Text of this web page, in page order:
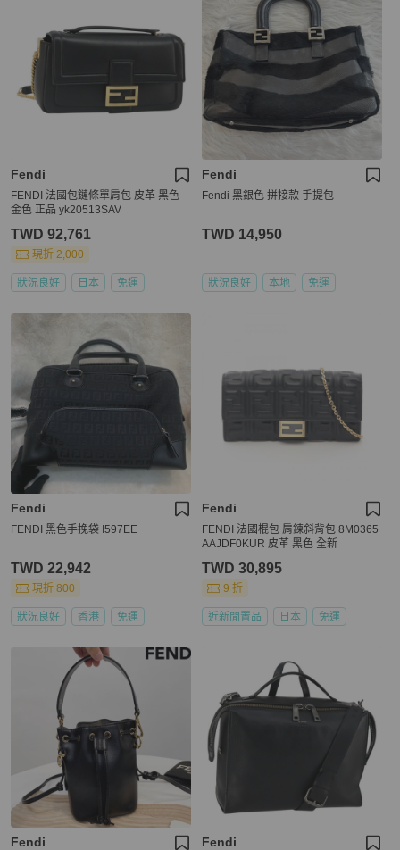
Fendi
FENDI 法國包鏈條單肩包 皮革 黑色
金色 正品 yk20513SAV
TWD 92,761
現折 2,000
狀況良好 日本 免運
Fendi
Fendi 黑銀色 拼接款 手提包
TWD 14,950
狀況良好 本地 免運
Fendi
FENDI 黑色手挽袋 I597EE
TWD 22,942
現折 800
狀況良好 香港 免運
Fendi
FENDI 法國棍包 肩鍊斜背包 8M0365
AAJDF0KUR 皮革 黑色 全新
TWD 30,895
9 折
近新閒置品 日本 免運
Fendi Fendi